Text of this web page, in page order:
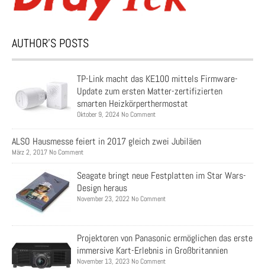
AUTHOR’S POSTS
TP-Link macht das KE100 mittels Firmware-
Update zum ersten Matter-zertifizierten
smarten Heizkörperthermostat
Oktober 9, 2024 No Comment
ALSO Hausmesse feiert in 2017 gleich zwei Jubiläen
März 2, 2017 No Comment
Seagate bringt neue Festplatten im Star Wars-
Design heraus
November 23, 2022 No Comment
Projektoren von Panasonic ermöglichen das erste
immersive Kart-Erlebnis in Großbritannien
November 13, 2023 No Comment